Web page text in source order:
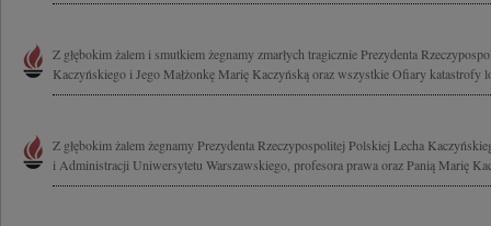
Z głębokim żalem i smutkiem żegnamy zmarłych tragicznie Prezydenta
Kaczyńskiego i Jego Małżonkę Marię Kaczyńską oraz wszystkie Ofiary katastrofy
Z głębokim żalem żegnamy Prezydenta Rzeczypospolitej Polskiej Lecha
i Administracji Uniwersytetu Warszawskiego, profesora prawa oraz Panią Marię